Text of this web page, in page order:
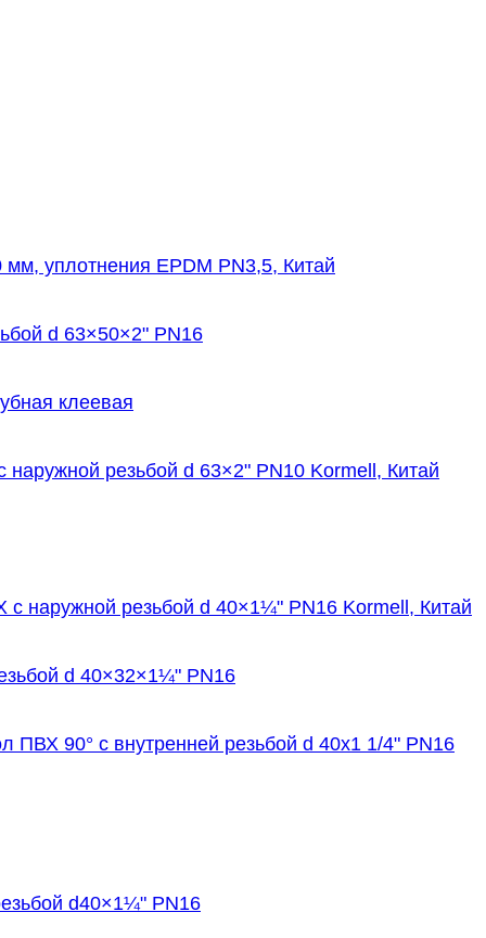
уплотнения EPDM PN3,5, Китай
d 63×50×2" PN16
клеевая
резьбой d 63×2" PN10 Kormell, Китай
наружной резьбой d 40×1¼" PN16 Kormell, Китай
d 40×32×1¼" PN16
ПВХ 90° с внутренней резьбой d 40х1 1/4" PN16
d40×1¼" PN16